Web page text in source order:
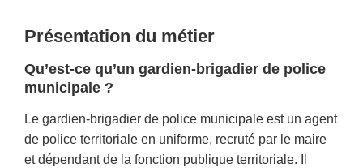
Présentation du métier
Qu’est-ce qu’un gardien-brigadier de police
municipale ?
Le gardien-brigadier de police municipale est un agent
de police territoriale en uniforme, recruté par le maire
et dépendant de la fonction publique territoriale. Il